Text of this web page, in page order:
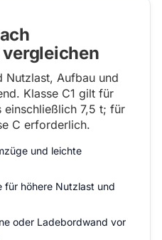
Nutzlast, Aufbau und
Klasse C1 gilt für
einschließlich 7,5 t; für
C erforderlich.
und leichte
höhere Nutzlast und
oder Ladebordwand vor